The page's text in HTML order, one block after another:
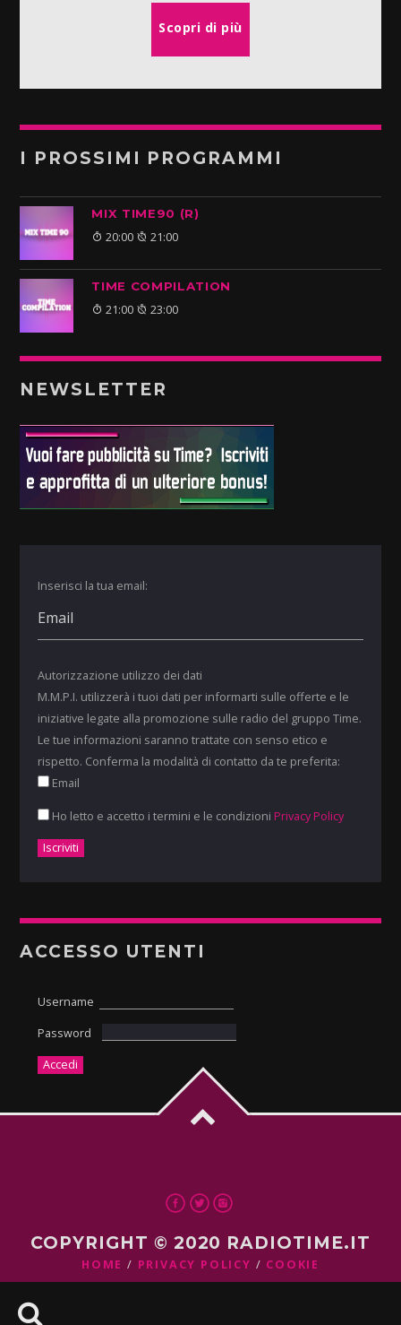
Scopri di più
I PROSSIMI PROGRAMMI
MIX TIME90 (R)
20:00 21:00
TIME COMPILATION
21:00 23:00
NEWSLETTER
Inserisci la tua email:
Autorizzazione utilizzo dei dati
M.M.P.I. utilizzerà i tuoi dati per informarti sulle offerte e le
iniziative legate alla promozione sulle radio del gruppo Time.
Le tue informazioni saranno trattate con senso etico e
rispetto. Conferma la modalità di contatto da te preferita:
Email
Ho letto e accetto i termini e le condizioni Privacy Policy
ACCESSO UTENTI
Username
Password
COPYRIGHT © 2020 RADIOTIME.IT
HOME PRIVACY POLICY COOKIE